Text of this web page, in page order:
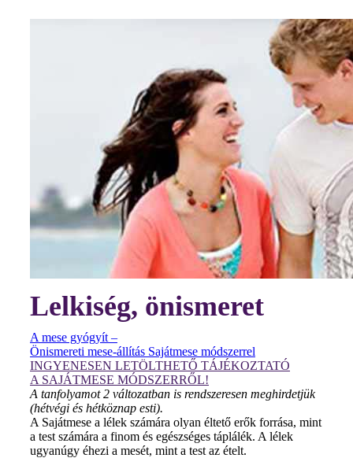
Lelkiség, önismeret
A mese gyógyít –
Önismereti mese-állítás Sajátmese módszerrel
INGYENESEN LETÖLTHETŐ TÁJÉKOZTATÓ
A SAJÁTMESE MÓDSZERRŐL!
A tanfolyamot 2 változatban is rendszeresen meghirdetjük
(hétvégi és hétköznap esti).
A Sajátmese a lélek számára olyan éltető erők forrása, mint
a test számára a finom és egészséges táplálék. A lélek
ugyanúgy éhezi a mesét, mint a test az ételt.